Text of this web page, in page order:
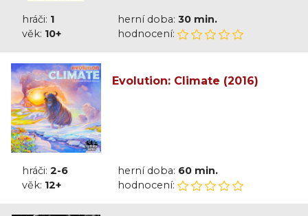
hráči: 1 herní doba: 30 min.
věk: 10+ hodnocení:
Evolution: Climate (2016)
hráči: 2-6 herní doba: 60 min.
věk: 12+ hodnocení: